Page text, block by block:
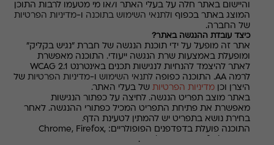
והיישום באתר חלה על בעלי האתר ו/או מי מטעמו לרבות התוכן
המוצג באתר בכפוף
ולתנאי השימוש בתוכנה ו-מדיניות הפרטיות
של החברה.
כיצד עובדת ההנגשה באתר?
אתר זה מופעל על ידי תוכנת הנגשה של חברת "נגיש בקליק"
ומופעלת באמצעות שרת הנגשה ייעודי. התוכנה מאפשרת
לאתר להיצמד להנחיות לנגישות תכנים באינטרנט WCAG 2.1
לרמה AA. התוכנה כפופה
לתנאי השימוש ו-מדיניות הפרטיותשל
היצרן וכן מדיניות הפרטיותשל בעלי האתר.
באתר מוצב תפריט הנגשה. לחיצה על כפתור הנגישות
מאפשרת את פתיחת התפריט המכיל כפתורי ההנגשה. לאחר
בחירת נושא בתפריט יש להמתין לטעינת הדף.
התוכנה פועלת בדפדפנים הפופולריים: Chrome, Firefox,